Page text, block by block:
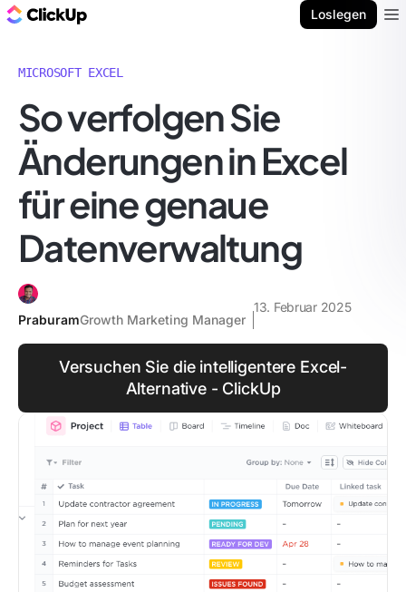
Loslegen
MICROSOFT EXCEL
So verfolgen Sie
Änderungen in Excel
für eine genaue
Datenverwaltung
PraburamGrowth Marketing Manager
13. Februar 2025
Versuchen Sie die intelligentere Excel-
Alternative - ClickUp